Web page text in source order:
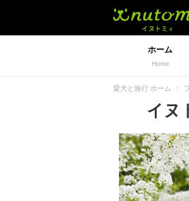
ホーム
Home
愛犬と旅行 ホーム
イヌ